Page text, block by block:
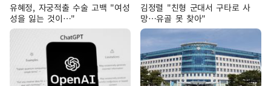
유혜정, 자궁적출 수술 고백 "여성
성을 잃는 것이…"
김정렬 "친형 군대서 구타로 사
망…유골 못 찾아"